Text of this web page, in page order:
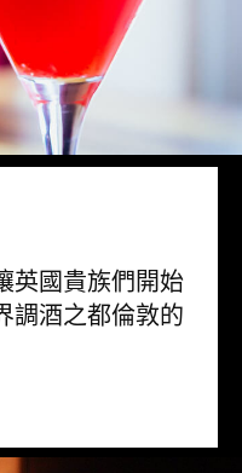
英國貴族們開始
調酒之都倫敦的